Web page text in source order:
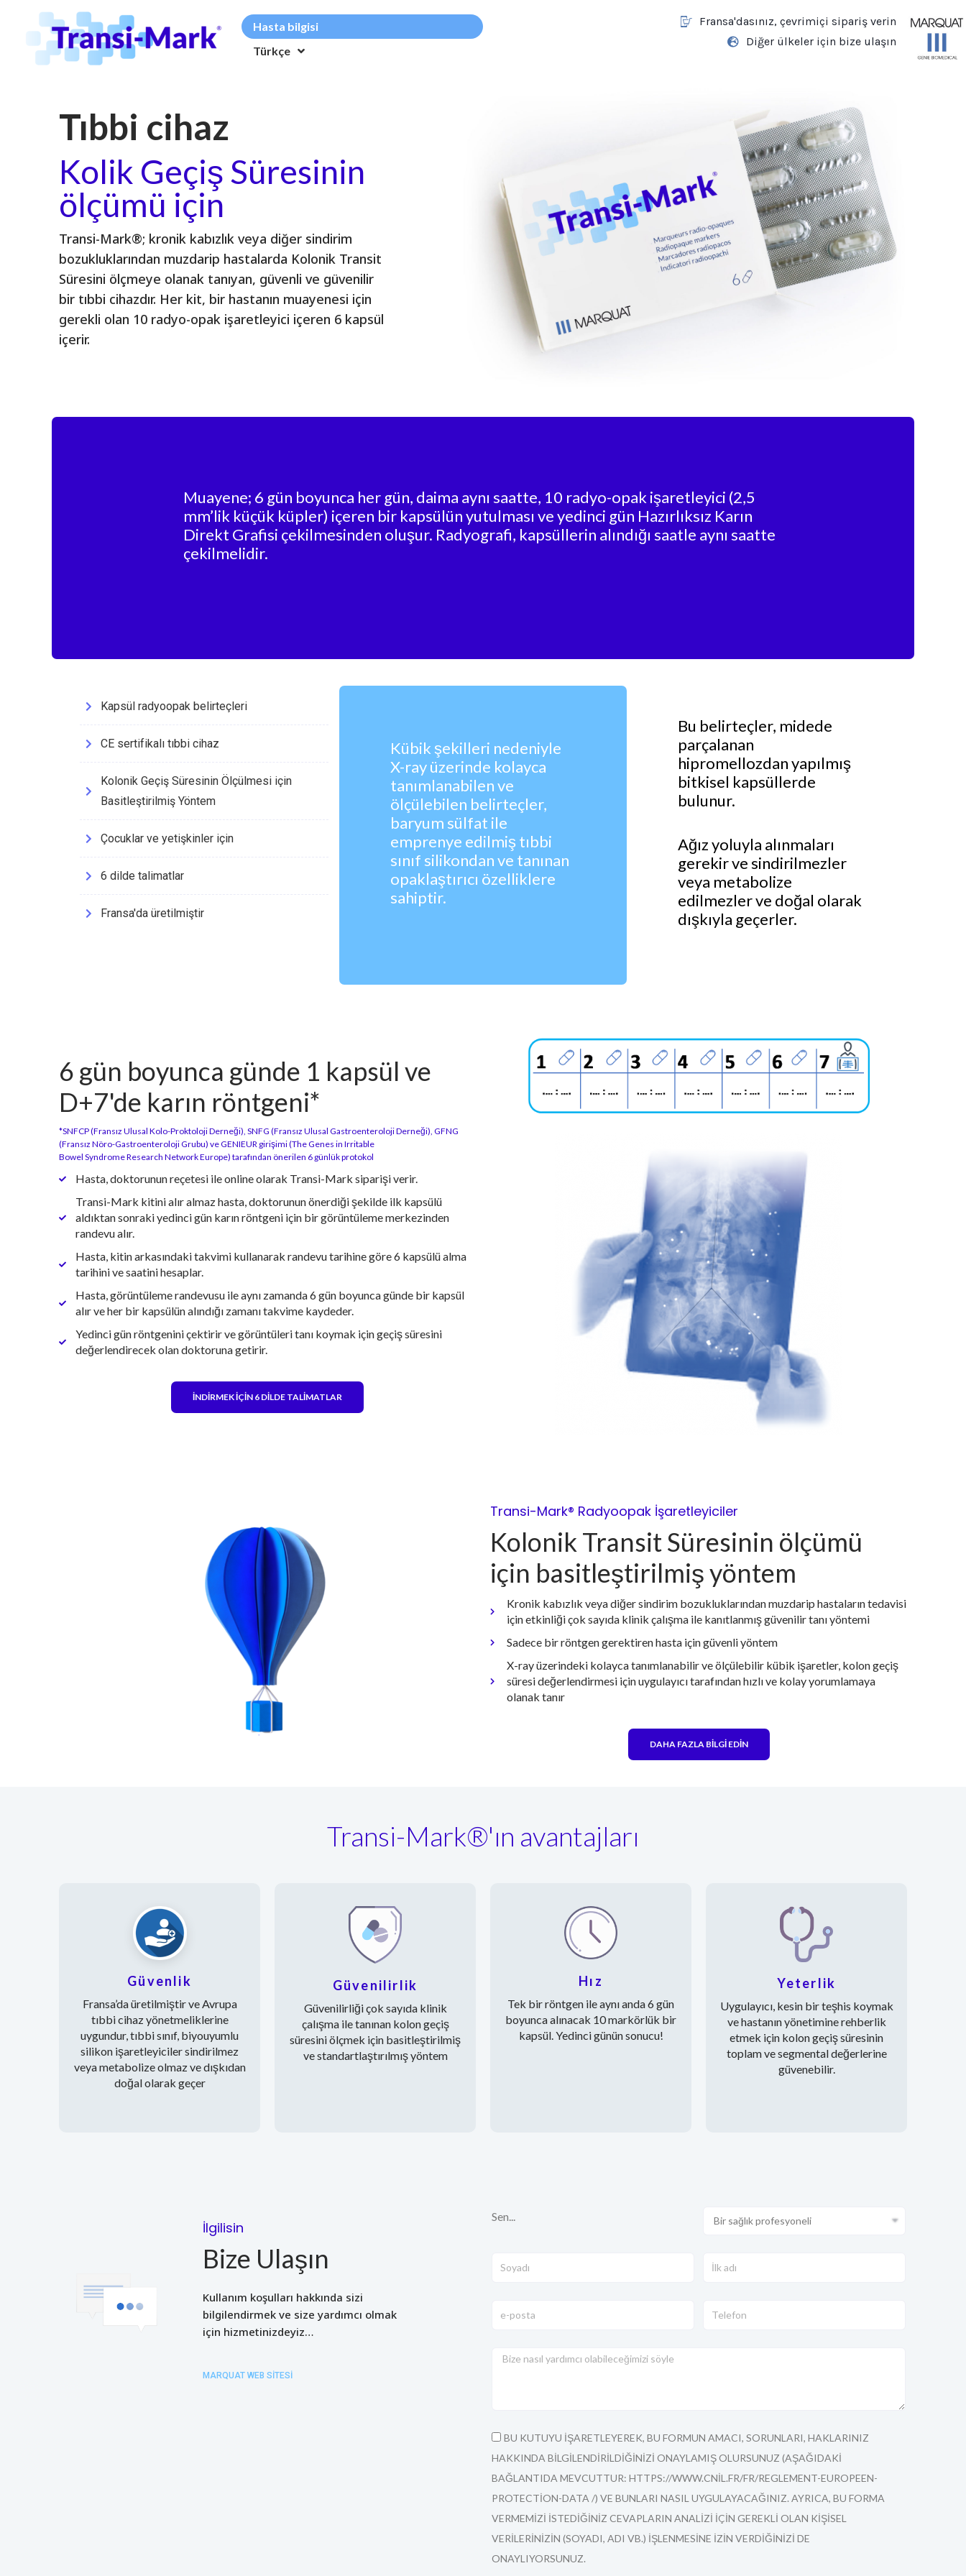
Hasta bilgisi
Türkçe
Fransa'dasınız, çevrimiçi sipariş verin
Diğer ülkeler için bize ulaşın
Tıbbi cihaz
Kolik Geçiş Süresinin
ölçümü için
Transi-Mark®; kronik kabızlık veya diğer sindirim
bozukluklarından muzdarip hastalarda Kolonik Transit
Süresini ölçmeye olanak tanıyan, güvenli ve güvenilir
bir tıbbi cihazdır. Her kit, bir hastanın muayenesi için
gerekli olan 10 radyo-opak işaretleyici içeren 6 kapsül
içerir.
Muayene; 6 gün boyunca her gün, daima aynı saatte, 10 radyo-opak işaretleyici (2,5
mm’lik küçük küpler) içeren bir kapsülün yutulması ve yedinci gün Hazırlıksız Karın
Direkt Grafisi çekilmesinden oluşur. Radyografi, kapsüllerin alındığı saatle aynı saatte
çekilmelidir.
Kapsül radyoopak belirteçleri
CE sertifikalı tıbbi cihaz
Kolonik Geçiş Süresinin Ölçülmesi için
Basitleştirilmiş Yöntem
Çocuklar ve yetişkinler için
6 dilde talimatlar
Fransa'da üretilmiştir
Kübik şekilleri nedeniyle
X-ray üzerinde kolayca
tanımlanabilen ve
ölçülebilen belirteçler,
baryum sülfat ile
emprenye edilmiş tıbbi
sınıf silikondan ve tanınan
opaklaştırıcı özelliklere
sahiptir.
Bu belirteçler, midede
parçalanan
hipromellozdan yapılmış
bitkisel kapsüllerde
bulunur.
Ağız yoluyla alınmaları
gerekir ve sindirilmezler
veya metabolize
edilmezler ve doğal olarak
dışkıyla geçerler.
6 gün boyunca günde 1 kapsül ve
D+7'de karın röntgeni*
*SNFCP (Fransız Ulusal Kolo-Proktoloji Derneği), SNFG (Fransız Ulusal Gastroenteroloji Derneği), GFNG
(Fransız Nöro-Gastroenteroloji Grubu) ve GENIEUR girişimi (The Genes in Irritable
Bowel Syndrome Research Network Europe) tarafından önerilen 6 günlük protokol
Hasta, doktorunun reçetesi ile online olarak Transi-Mark siparişi verir.
Transi-Mark kitini alır almaz hasta, doktorunun önerdiği şekilde ilk kapsülü
aldıktan sonraki yedinci gün karın röntgeni için bir görüntüleme merkezinden
randevu alır.
Hasta, kitin arkasındaki takvimi kullanarak randevu tarihine göre 6 kapsülü alma
tarihini ve saatini hesaplar.
Hasta, görüntüleme randevusu ile aynı zamanda 6 gün boyunca günde bir kapsül
alır ve her bir kapsülün alındığı zamanı takvime kaydeder.
Yedinci gün röntgenini çektirir ve görüntüleri tanı koymak için geçiş süresini
değerlendirecek olan doktoruna getirir.
İNDIRMEK IÇIN 6 DILDE TALIMATLAR
Transi-Mark® Radyoopak İşaretleyiciler
Kolonik Transit Süresinin ölçümü
için basitleştirilmiş yöntem
Kronik kabızlık veya diğer sindirim bozukluklarından muzdarip hastaların tedavisi
için etkinliği çok sayıda klinik çalışma ile kanıtlanmış güvenilir tanı yöntemi
Sadece bir röntgen gerektiren hasta için güvenli yöntem
X-ray üzerindeki kolayca tanımlanabilir ve ölçülebilir kübik işaretler, kolon geçiş
süresi değerlendirmesi için uygulayıcı tarafından hızlı ve kolay yorumlamaya
olanak tanır
DAHA FAZLA BILGI EDIN
Transi-Mark®'ın avantajları
Güvenlik
Fransa’da üretilmiştir ve Avrupa
tıbbi cihaz yönetmeliklerine
uygundur, tıbbi sınıf, biyouyumlu
silikon işaretleyiciler sindirilmez
veya metabolize olmaz ve dışkıdan
doğal olarak geçer
Güvenilirlik
Güvenilirliği çok sayıda klinik
çalışma ile tanınan kolon geçiş
süresini ölçmek için basitleştirilmiş
ve standartlaştırılmış yöntem
Hız
Tek bir röntgen ile aynı anda 6 gün
boyunca alınacak 10 markörlük bir
kapsül. Yedinci günün sonucu!
Yeterlik
Uygulayıcı, kesin bir teşhis koymak
ve hastanın yönetimine rehberlik
etmek için kolon geçiş süresinin
toplam ve segmental değerlerine
güvenebilir.
İlgilisin
Bize Ulaşın
Kullanım koşulları hakkında sizi
bilgilendirmek ve size yardımcı olmak
için hizmetinizdeyiz…
MARQUAT WEB SITESI
Sen...
BU KUTUYU IŞARETLEYEREK, BU FORMUN AMACI, SORUNLARI, HAKLARINIZ
HAKKINDA BILGILENDIRILDIĞINIZI ONAYLAMIŞ OLURSUNUZ (AŞAĞIDAKI
BAĞLANTIDA MEVCUTTUR: HTTPS://WWW.CNIL.FR/FR/REGLEMENT-EUROPEEN-
PROTECTION-DATA /) VE BUNLARI NASIL UYGULAYACAĞINIZ. AYRICA, BU FORMA
VERMEMIZI ISTEDIĞINIZ CEVAPLARIN ANALIZI IÇIN GEREKLI OLAN KIŞISEL
VERILERINIZIN (SOYADI, ADI VB.) IŞLENMESINE IZIN VERDIĞINIZI DE
ONAYLIYORSUNUZ.